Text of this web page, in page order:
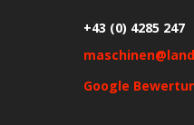
+43 (0) 4285 247
Google